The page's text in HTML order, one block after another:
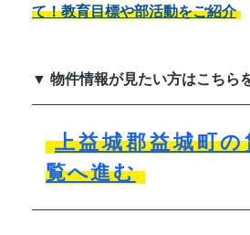
て！教育目標や部活動をご紹介
▼ 物件情報が見たい方はこちら
上益城郡益城町
覧へ進む